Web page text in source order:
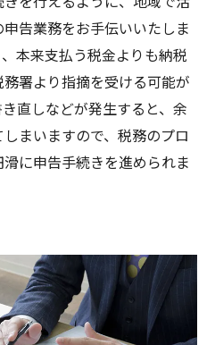
告業務をお手伝いいたしま
本来支払う税金よりも納税
署より指摘を受ける可能が
直しなどが発生すると、余
まいますので、税務のプロ
に申告手続きを進められま